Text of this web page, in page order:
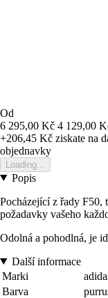
Od
6 295,00 Kč 4 129,00
+206,45 Kč ziskate na
objednavky
Loading...
Popis
Pocházející z řady F50,
požadavky vašeho
Odolná a pohodlná, je
Další informace
Marki
Barva